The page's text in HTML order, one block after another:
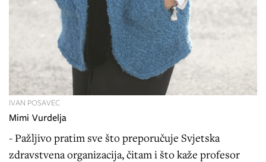
IVAN POSAVEC
Mimi Vurdelja
- Pažljivo pratim sve što preporučuje Svjetska
zdravstvena organizacija, čitam i što kaže profesor